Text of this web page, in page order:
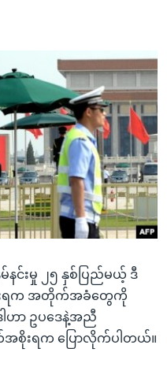
း
နင်းမှု ၂၅ နှစ်ပြည်မယ့် ဒီ
ရက အတိုက်အခံတွေကို
ဟာ ဥပဒေနဲ့အညီ
းရက ပြောလိုက်ပါတယ်။